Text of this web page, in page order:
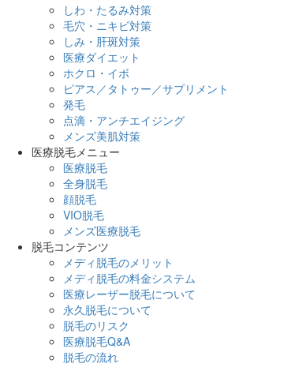
しわ・たるみ対策
毛穴・ニキビ対策
しみ・肝斑対策
医療ダイエット
ホクロ・イボ
ピアス／タトゥー／サプリメント
発毛
点滴・アンチエイジング
メンズ美肌対策
医療脱毛メニュー
医療脱毛
全身脱毛
顔脱毛
VIO脱毛
メンズ医療脱毛
脱毛コンテンツ
メディ脱毛のメリット
メディ脱毛の料金システム
医療レーザー脱毛について
永久脱毛について
脱毛のリスク
医療脱毛Q&A
脱毛の流れ